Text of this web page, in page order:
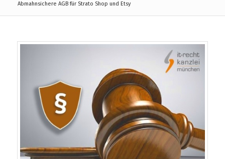
Abmahnsichere AGB für Strato Shop und Etsy